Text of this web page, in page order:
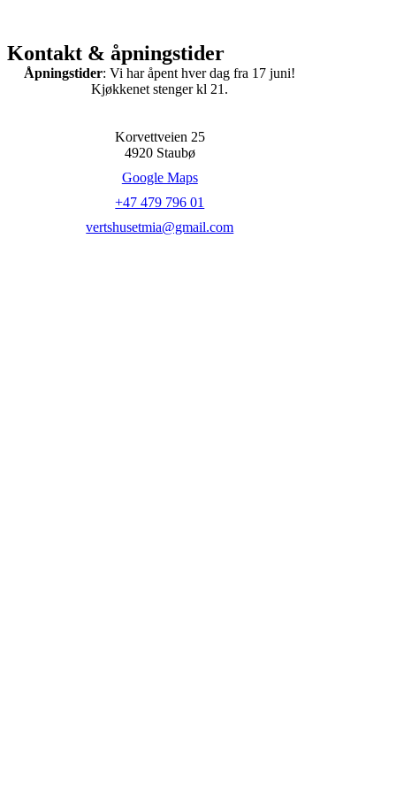
content
Trattoria Mia
Kontakt & åpningstider
Åpningstider: Vi har åpent hver dag fra 17 juni!
Kjøkkenet stenger kl 21.
Korvettveien 25
4920 Staubø
Google Maps
+47 479 796 01
vertshusetmia@gmail.com